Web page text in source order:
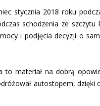
stycznia 2018 roku
schodzenia ze
i podjęcia decyzji o
to materiał na dobrą
autostopem,